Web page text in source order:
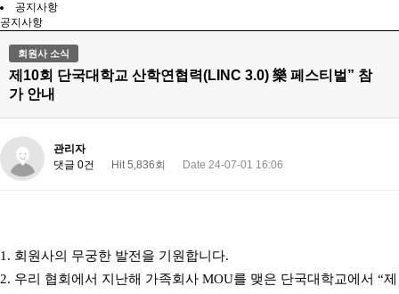
공지사항
공지사항
회원사 소식
제10회 단국대학교 산학연협력(LINC 3.0) 樂 페스티벌” 참
가 안내
관리자
댓글 0건
Hit 5,836회 Date 24-07-01 16:06
1. 회원사의 무궁한 발전을 기원합니다.
2. 우리 협회에서 지난해 가족회사 MOU를 맺은 단국대학교에서 “제